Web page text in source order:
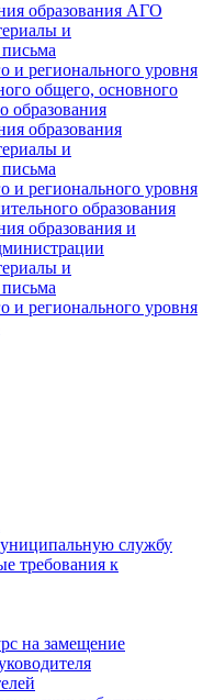
образования АГО
и
и регионального уровня
общего, основного
образования
образования
и
и регионального уровня
образования
образования и
и
и регионального уровня
службу
требования к
на замещение